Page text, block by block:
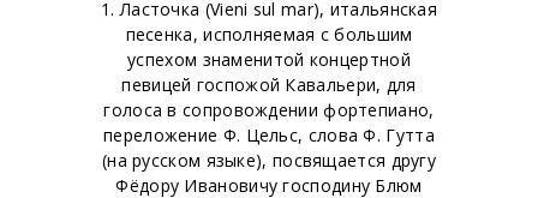
1. Ласточка (Vieni sul mar), итальянская
песенка, исполняемая с большим
успехом знаменитой концертной
певицей госпожой Кавальери, для
голоса в сопровождении фортепиано,
переложение Ф. Цельс, слова Ф. Гутта
(на русском языке), посвящается другу
Фёдору Ивановичу господину Блюм